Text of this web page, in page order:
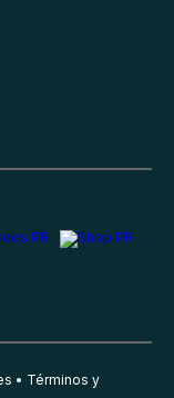
Términos y